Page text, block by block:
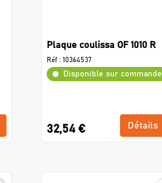
Plaque coulissa OF 1010 R
Réf : 10364537
Disponible sur commande
32,54 € Détails